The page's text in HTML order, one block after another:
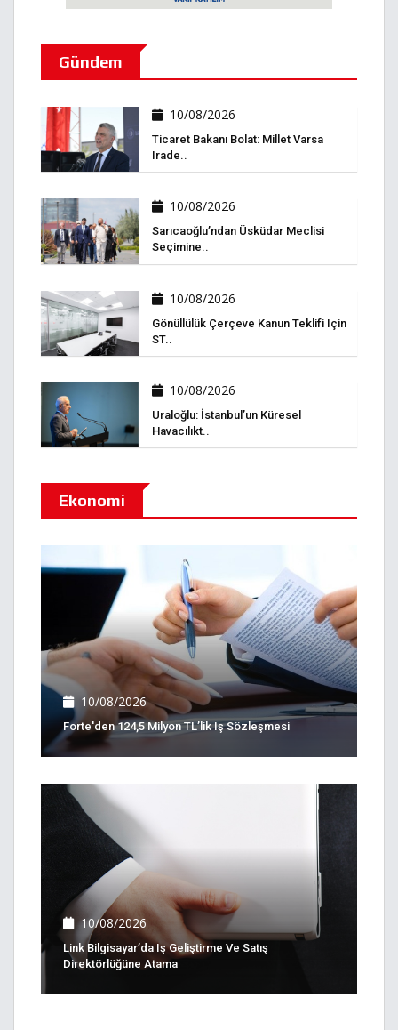
Gündem
10/08/2026
Ticaret Bakanı Bolat: Millet Varsa
Irade..
10/08/2026
Sarıcaoğlu’ndan Üsküdar Meclisi
Seçimine..
10/08/2026
Gönüllülük Çerçeve Kanun Teklifi Için
ST..
10/08/2026
Uraloğlu: İstanbul’un Küresel
Havacılıkt..
Ekonomi
10/08/2026
Forte'den 124,5 Milyon TL’lik Iş Sözleşmesi
10/08/2026
Link Bilgisayar’da Iş Geliştirme Ve Satış
Direktörlüğüne Atama